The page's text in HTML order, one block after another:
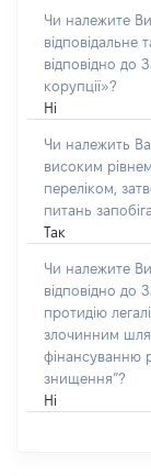
Чи належите
відповідальне
відповідно до
корупції»?
Ні
Чи належить
високим
переліком,
питань
Так
Чи належите Ви
відповідно до
протидію
злочинним
фінансуванню
знищення”?
Ні